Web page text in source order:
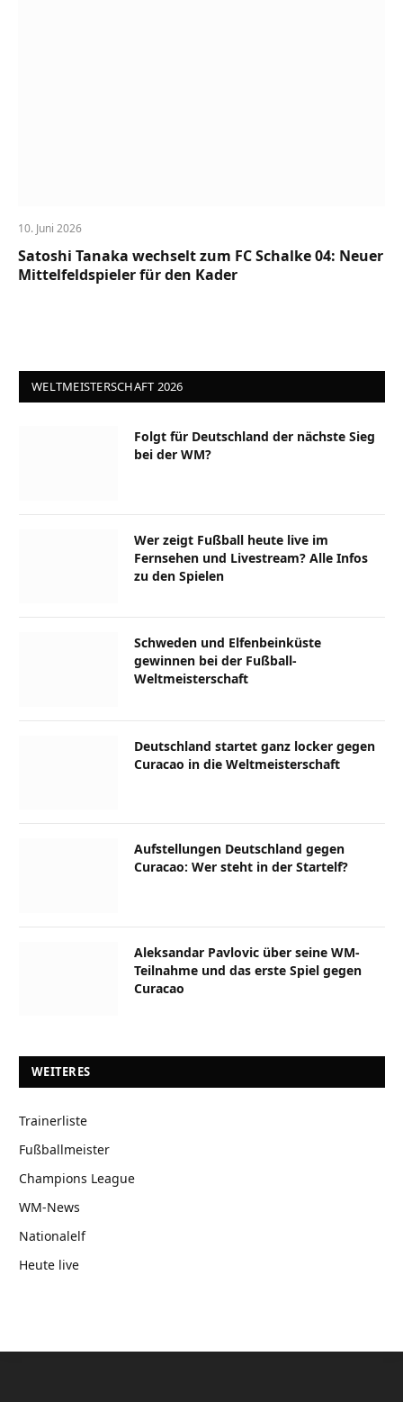
10. Juni 2026
Satoshi Tanaka wechselt zum FC Schalke 04: Neuer
Mittelfeldspieler für den Kader
WELTMEISTERSCHAFT 2026
Folgt für Deutschland der nächste Sieg
bei der WM?
Wer zeigt Fußball heute live im
Fernsehen und Livestream? Alle Infos
zu den Spielen
Schweden und Elfenbeinküste
gewinnen bei der Fußball-
Weltmeisterschaft
Deutschland startet ganz locker gegen
Curacao in die Weltmeisterschaft
Aufstellungen Deutschland gegen
Curacao: Wer steht in der Startelf?
Aleksandar Pavlovic über seine WM-
Teilnahme und das erste Spiel gegen
Curacao
WEITERES
Trainerliste
Fußballmeister
Champions League
WM-News
Nationalelf
Heute live